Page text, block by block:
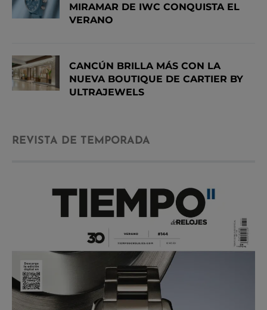
MIRAMAR DE IWC CONQUISTA EL
VERANO
CANCÚN BRILLA MÁS CON LA
NUEVA BOUTIQUE DE CARTIER BY
ULTRAJEWELS
REVISTA DE TEMPORADA